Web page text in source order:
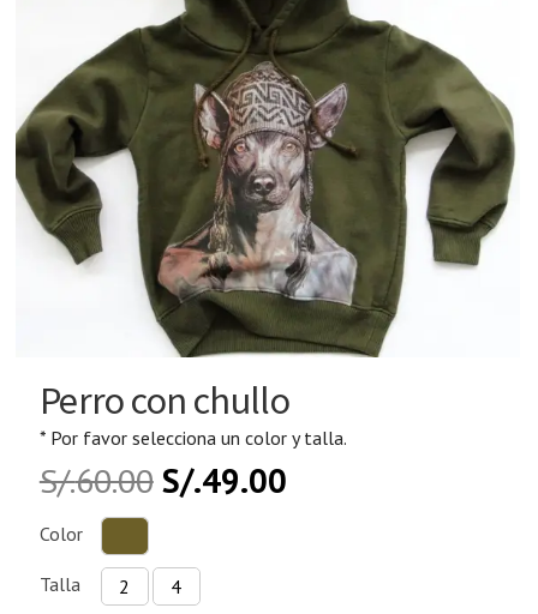
Perro con chullo
* Por favor selecciona un color y talla.
S/.60.00S/.49.00
Color
Talla 2
4